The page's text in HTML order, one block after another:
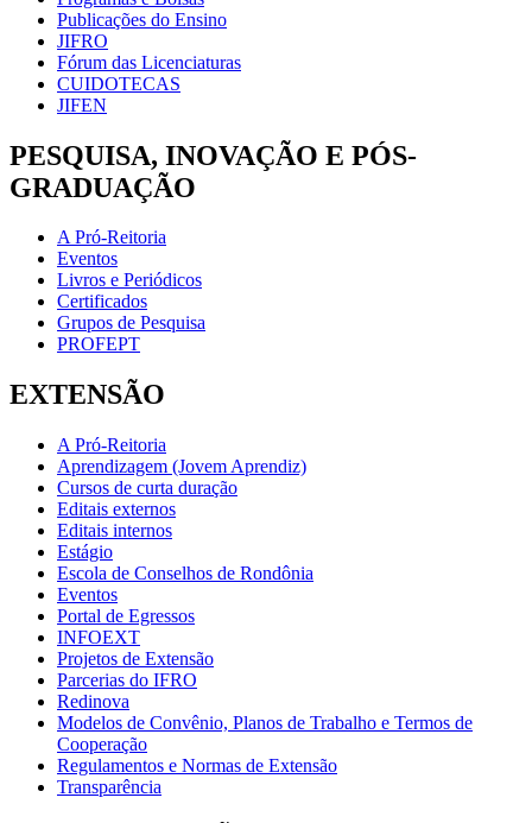
Publicações do Ensino
JIFRO
Fórum das Licenciaturas
CUIDOTECAS
JIFEN
PESQUISA, INOVAÇÃO E PÓS-
GRADUAÇÃO
A Pró-Reitoria
Eventos
Livros e Periódicos
Certificados
Grupos de Pesquisa
PROFEPT
EXTENSÃO
A Pró-Reitoria
Aprendizagem (Jovem Aprendiz)
Cursos de curta duração
Editais externos
Editais internos
Estágio
Escola de Conselhos de Rondônia
Eventos
Portal de Egressos
INFOEXT
Projetos de Extensão
Parcerias do IFRO
Redinova
Modelos de Convênio, Planos de Trabalho e Termos de
Cooperação
Regulamentos e Normas de Extensão
Transparência